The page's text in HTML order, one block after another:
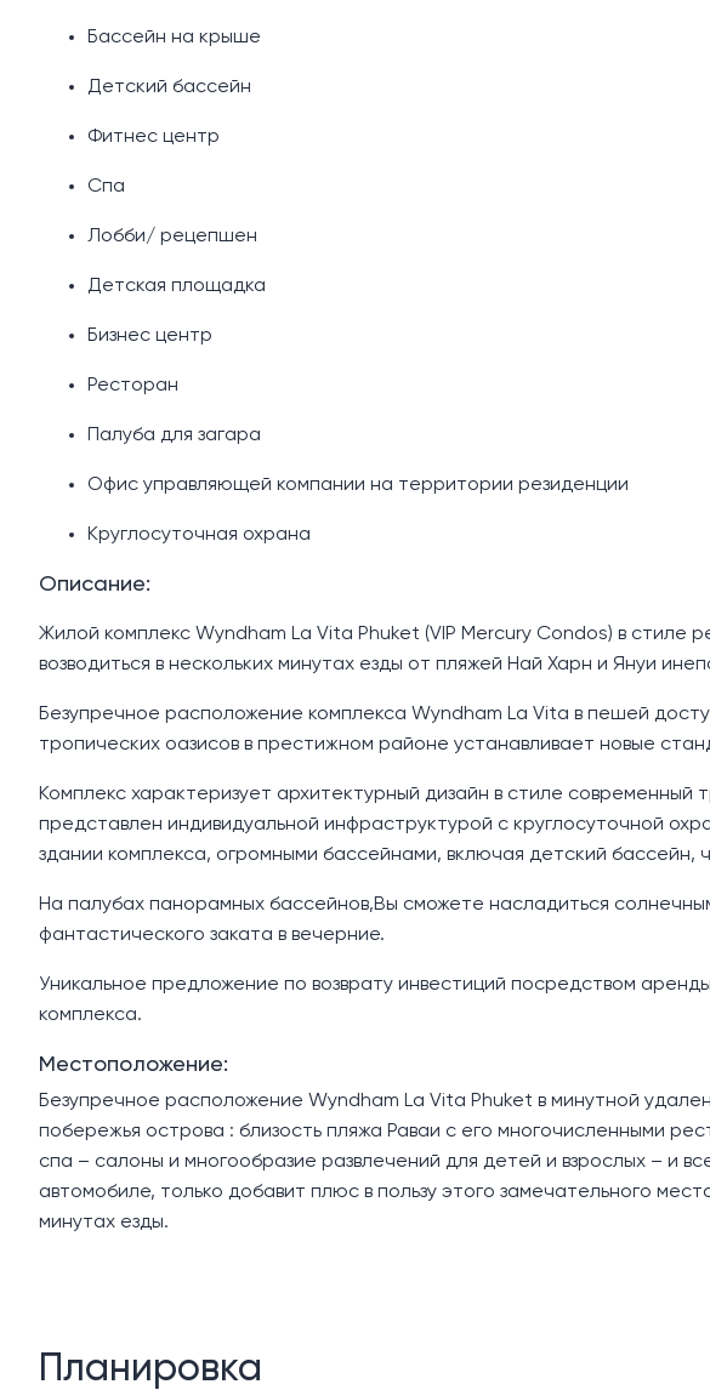
Бассейн на крыше
Детский бассейн
Фитнес центр
Спа
Лобби/ рецепшен
Детская площадка
Бизнес центр
Ресторан
Палуба для загара
Офис управляющей компании на территории резиденции
Круглосуточная охрана
Описание:
Жилой комплекс Wyndham La Vita Phuket (VIP Mercury Condos) в стиле
возводиться в нескольких минутах езды от пляжей Най Харн и Януи
Безупречное расположение комплекса Wyndham La Vita в пешей
тропических оазисов в престижном районе устанавливает новые
Комплекс характеризует архитектурный дизайн в стиле
представлен индивидуальной инфраструктурой с круглосуточной
здании комплекса, огромными бассейнами, включая детский
На палубах панорамных бассейнов,Вы сможете насладиться
фантастического заката в вечерние.
Уникальное предложение по возврату инвестиций посредством
комплекса.
Местоположение:
Безупречное расположение Wyndham La Vita Phuket в минутной
побережья острова : близость пляжа Раваи с его многочисленными
спа – салоны и многообразие развлечений для детей и взрослых – и
автомобиле, только добавит плюс в пользу этого замечательного
минутах езды.
Планировка